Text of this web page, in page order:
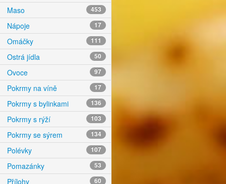
Maso 453
Nápoje 17
Omáčky 111
Ostrá jídla 50
Ovoce 97
Pokrmy na víně 17
Pokrmy s bylinkami 136
Pokrmy s rýží 103
Pokrmy se sýrem 134
Polévky 107
Pomazánky 53
Přílohy 60